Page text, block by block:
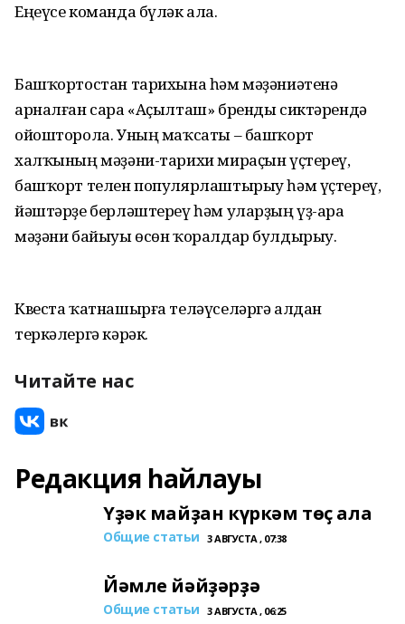
Еңеүсе команда бүләк ала.
Башҡортостан тарихына һәм мәҙәниәтенә
арналған сара «Аҫылташ» бренды сиктәрендә
ойошторола. Уның маҡсаты – башҡорт
халҡының мәҙәни-тарихи мираҫын үҫтереү,
башҡорт телен популярлаштырыу һәм үҫтереү,
йәштәрҙе берләштереү һәм уларҙың үҙ-ара
мәҙәни байыуы өсөн ҡоралдар булдырыу.
Квеста ҡатнашырға теләүселәргә алдан
теркәлергә кәрәк.
Читайте нас
Редакция һайлауы
Үҙәк майҙан күркәм төҫ ала
Общие статьи 3 АВГУСТА , 07:38
Йәмле йәйҙәрҙә
Общие статьи 3 АВГУСТА , 06:25